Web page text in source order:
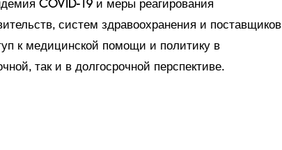
COVID-19 и меры реагирования
систем здравоохранения и поставщиков
к медицинской помощи и политику в
так и в долгосрочной перспективе.